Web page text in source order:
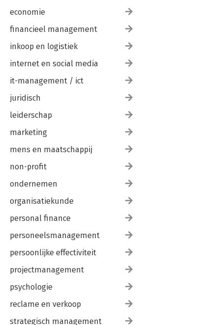
economie
financieel management
inkoop en logistiek
internet en social media
it-management / ict
juridisch
leiderschap
marketing
mens en maatschappij
non-profit
ondernemen
organisatiekunde
personal finance
personeelsmanagement
persoonlijke effectiviteit
projectmanagement
psychologie
reclame en verkoop
strategisch management